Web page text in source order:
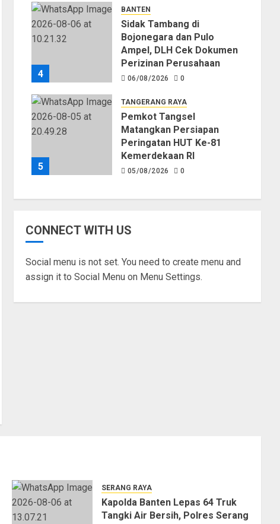
06/08/2026
4
BANTEN
Sidak Tambang di
Bojonegara dan Pulo
Ampel, DLH Cek Dokumen
Perizinan Perusahaan
06/08/2026 0
5
TANGERANG RAYA
Pemkot Tangsel
Matangkan Persiapan
Peringatan HUT Ke-81
Kemerdekaan RI
05/08/2026 0
CONNECT WITH US
Social menu is not set. You need to create menu and
assign it to Social Menu on Menu Settings.
SERANG RAYA
Kapolda Banten Lepas 64 Truk
Tangki Air Bersih, Polres Serang